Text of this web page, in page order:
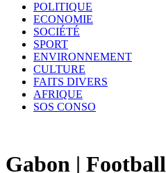
POLITIQUE
ECONOMIE
SOCIÉTÉ
SPORT
ENVIRONNEMENT
CULTURE
FAITS DIVERS
AFRIQUE
SOS CONSO
Gabon |